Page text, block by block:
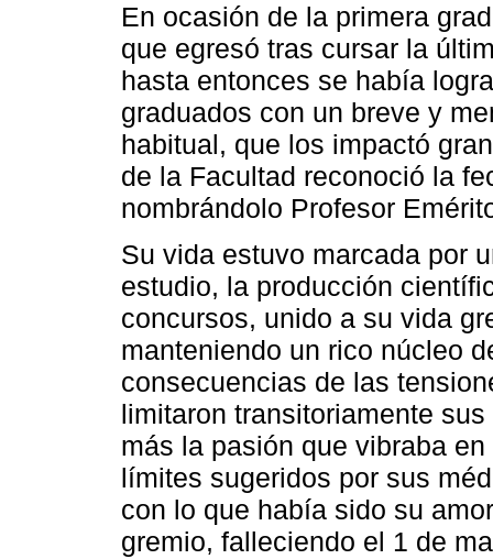
En ocasión de la primera
que egresó tras cursar la
hasta entonces se había
graduados con un breve y
habitual, que los impactó
de la Facultad reconoció la
nombrándolo Profesor
Su vida estuvo marcada por
estudio, la producción
concursos, unido a su vida
manteniendo un rico núcleo
consecuencias de las
limitaron transitoriamente
más la pasión que vibraba
límites sugeridos por sus
con lo que había sido su
gremio, falleciendo el 1 de